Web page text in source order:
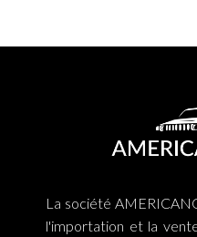
La société
l'importation et la